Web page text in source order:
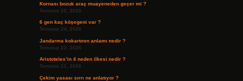
Kornası bozuk araç muayeneden geçer mi ?
Temmuz 25, 2026
6 gen kaç köşegeni var ?
Temmuz 24, 2026
Jandarma kokartının anlamı nedir ?
Temmuz 23, 2026
Aristoteles’in 4 neden ilkesi nedir ?
Temmuz 21, 2026
Çekim yasası sırrı ne anlatıyor ?